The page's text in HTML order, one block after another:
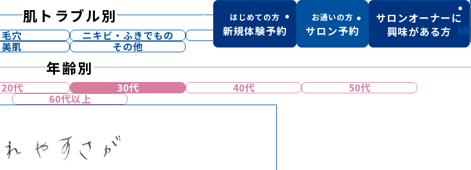
肌トラブル別
毛穴 ニキビ・ふきでもの しみ・くすみ たるみ・しわ
美肌 その他
年齢別
20代 30代 40代 50代
60代以上
はじめての方
新規体験予約
お通いの方
サロン予約
サロンオーナーに
興味がある方